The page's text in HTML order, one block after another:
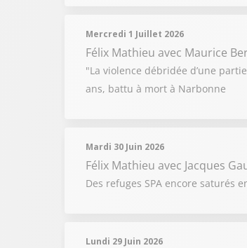
Mercredi 1 Juillet 2026
Félix Mathieu avec Maurice
"La violence débridée d’une
ans, battu à mort à Narbonne
Mardi 30 Juin 2026
Félix Mathieu avec Jacques
Des refuges SPA encore saturés
Lundi 29 Juin 2026